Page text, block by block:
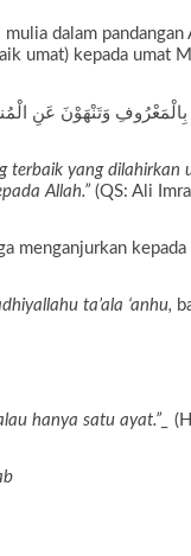
mulia dalam
umat) kepada umat
terbaik yang
Allah.”(QS: Ali
menganjurkan
ta’ala ‘anhu,
hanya satu ayat.”_